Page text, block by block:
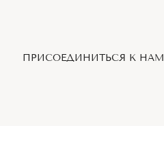
ПРИСОЕДИНИТЬСЯ К НАМ